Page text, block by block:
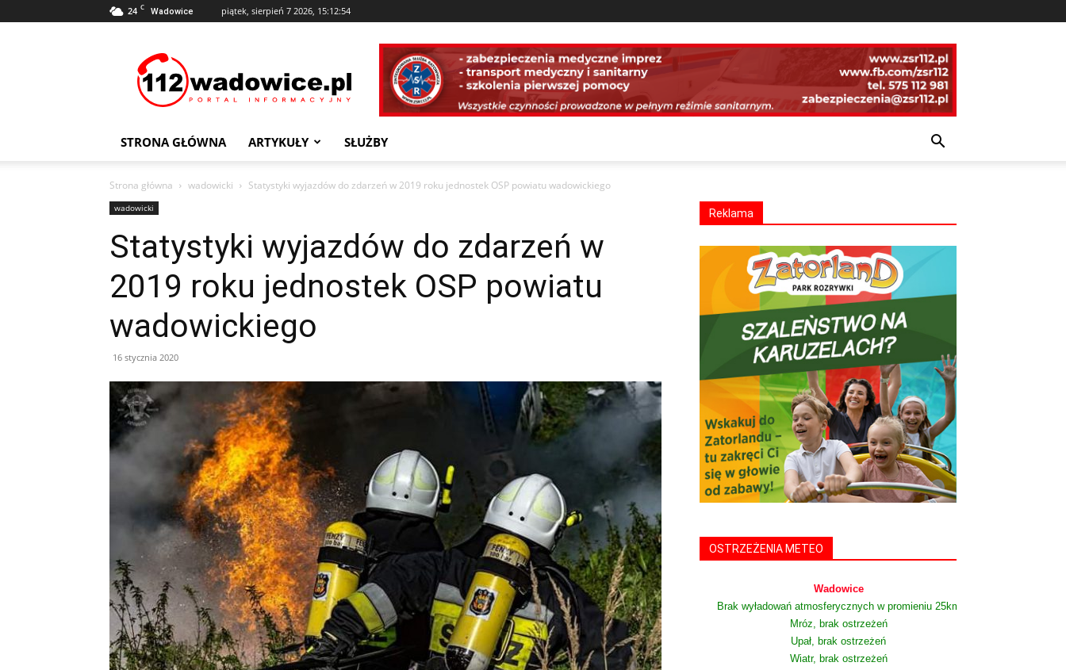
24 C Wadowice piątek, sierpień 7 2026, 15:12:54
STRONA GŁÓWNA ARTYKUŁY SŁUŻBY
Strona główna wadowicki Statystyki wyjazdów do zdarzeń w 2019 roku jednostek OSP powiatu wadowickiego
wadowicki
Statystyki wyjazdów do zdarzeń w
2019 roku jednostek OSP powiatu
wadowickiego
16 stycznia 2020
Reklama
OSTRZEŻENIA METEO
Wadowice
Brak wyładowań atmosferycznych w promieniu 25km
Mróz, brak ostrzeżeń
Upał, brak ostrzeżeń
Wiatr, brak ostrzeżeń